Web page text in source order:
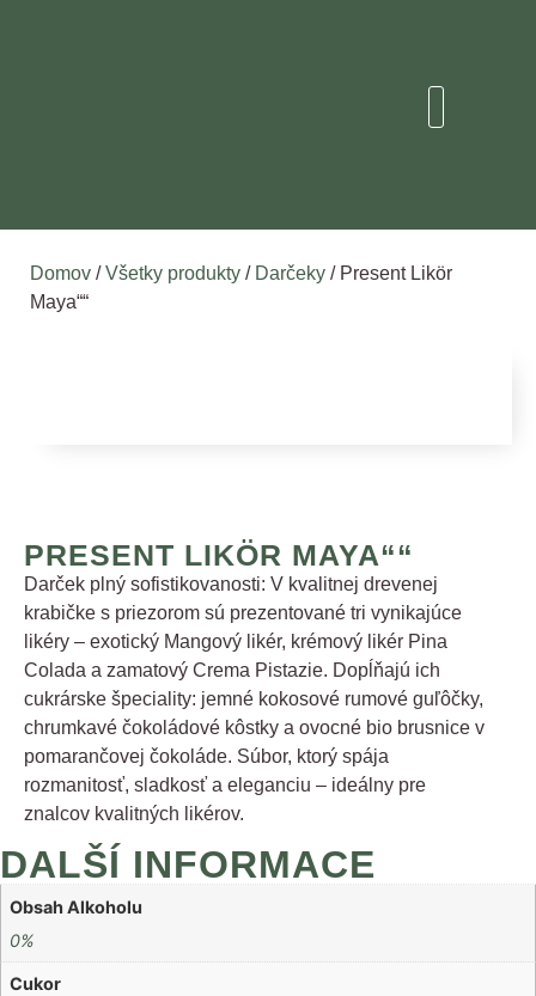
Domov /Všetky produkty / Darčeky / Present Likör
Maya““
PRESENT LIKÖR MAYA““
Darček plný sofistikovanosti: V kvalitnej drevenej
krabičke s priezorom sú prezentované tri vynikajúce
likéry – exotický Mangový likér, krémový likér Pina
Colada a zamatový Crema Pistazie. Dopĺňajú ich
cukrárske špeciality: jemné kokosové rumové guľôčky,
chrumkavé čokoládové kôstky a ovocné bio brusnice v
pomarančovej čokoláde. Súbor, ktorý spája
rozmanitosť, sladkosť a eleganciu – ideálny pre
znalcov kvalitných likérov.
DALŠÍ INFORMACE
Obsah Alkoholu
0%
Cukor